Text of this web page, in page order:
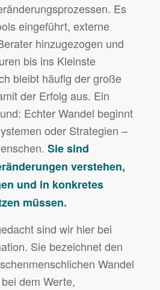
Es
eingeführt, externe
hinzugezogen und
bis ins Kleinste
bleibt häufig der große
der Erfolg aus. Ein
Echter Wandel beginnt
oder Strategien –
Sie sind
verstehen,
und in konkretes
müssen.
sind wir hier bei
Sie bezeichnet den
Wandel
dem Werte,